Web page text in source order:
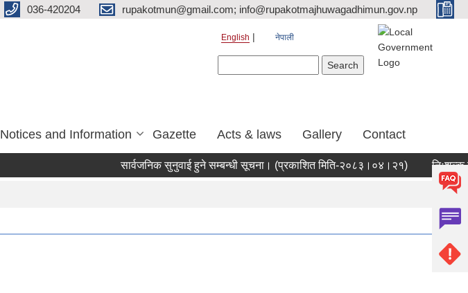
036-420204 rupakotmun@gmail.com; info@rupakotmajhuwagadhimun.gov.np
English नेपाली
Notices and Information Gazette Acts & laws Gallery Contact
सार्वजनिक सुनुवाई हुने सम्बन्धी सूचना। (प्रकाशित मिति-२०८३।०४।२१) निःशुल्क